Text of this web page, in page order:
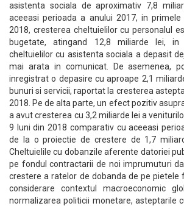
asistenta sociala de aproximativ 7,8
aceeasi perioada a anului 2017, in
2018, cresterea cheltuielilor cu personalul
bugetate, atingand 12,8 miliarde lei,
cheltuielilor cu asistenta sociala a depasit
mai arata in comunicat. De asemenea,
inregistrat o depasire cu aproape 2,1
bunuri si servicii, raportat la cresterea
2018. Pe de alta parte, un efect pozitiv
a avut cresterea cu 3,2 miliarde lei a
9 luni din 2018 comparativ cu aceeasi
de la o proiectie de crestere de 1,7
Cheltuielile cu dobanzile aferente datoriei
pe fondul contractarii de noi imprumuturi
crestere a ratelor de dobanda de pe pietele
considerare contextul macroeconomic
normalizarea politicii monetare, asteptarile